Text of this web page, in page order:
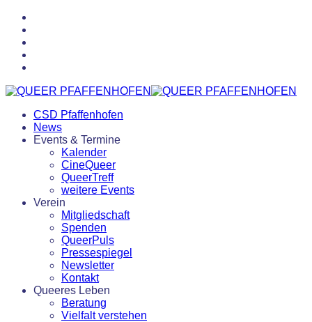
CSD Pfaffenhofen
News
Events & Termine
Kalender
CineQueer
QueerTreff
weitere Events
Verein
Mitgliedschaft
Spenden
QueerPuls
Pressespiegel
Newsletter
Kontakt
Queeres Leben
Beratung
Vielfalt verstehen